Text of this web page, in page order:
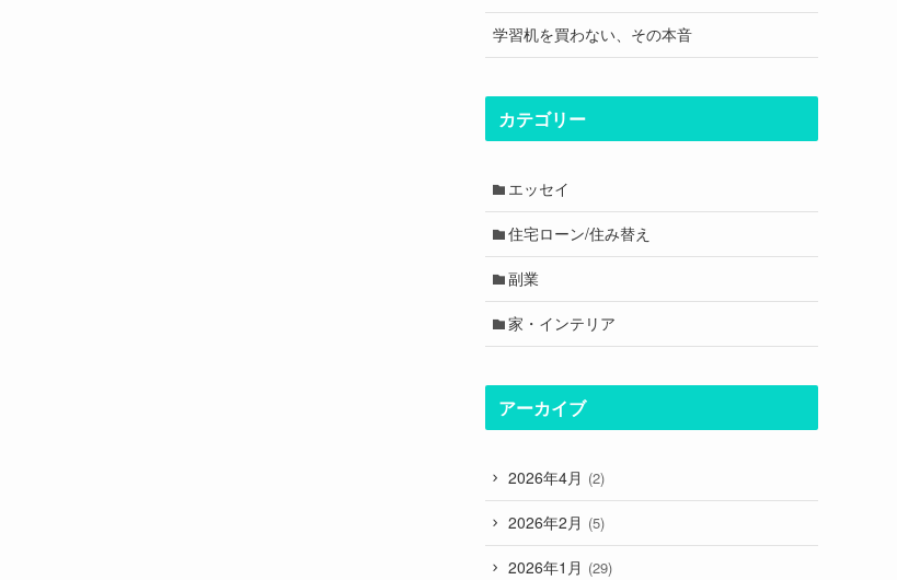
学習机を買わない、その本音
カテゴリー
エッセイ
住宅ローン/住み替え
副業
家・インテリア
アーカイブ
2026年4月 (2)
2026年2月 (5)
2026年1月 (29)